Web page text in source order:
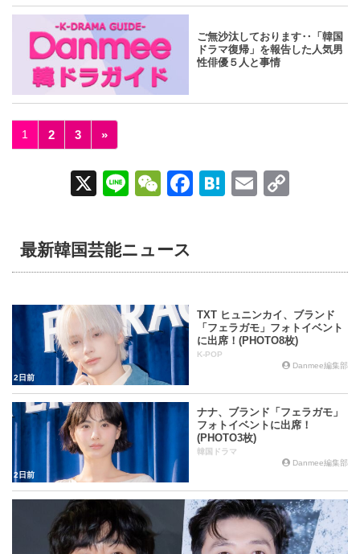
ご無沙汰しております‥「韓国
ドラマ復帰」を報告した人気男
性俳優５人と事情
1 2 3 »
X
Li
W
h
F
o
o
k
H
E
n
k
最新韓国芸能ニュース
2日前
TXT ヒュニンカイ、ブランド
「フェラガモ」フォトイベント
に出席！(PHOTO8枚)
K-POP
Danmee編集部
2日前
ナナ、ブランド「フェラガモ」
フォトイベントに出席！
(PHOTO3枚)
韓国ドラマ
Danmee編集部